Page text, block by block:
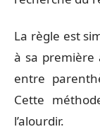
La règle est
à sa première
entre
Cette
l’alourdir.